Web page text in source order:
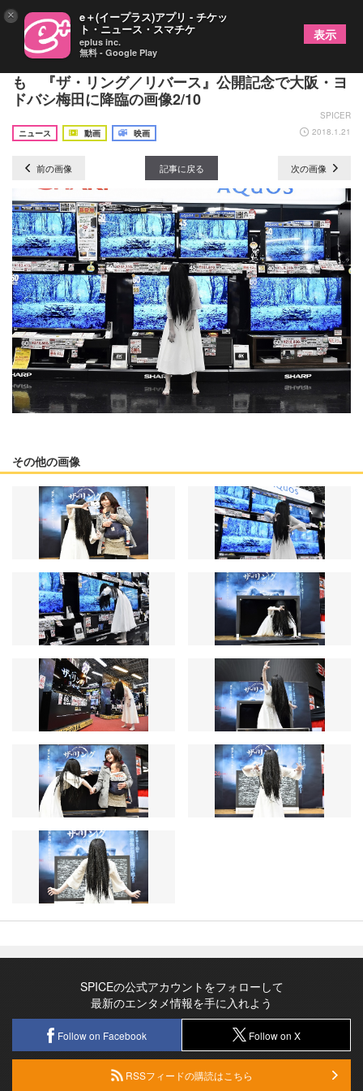
貞子のほっこりサプライズ演出に「かわいい」の声
も 『ザ・リング／リバース』公開記念で大阪・ヨ
ドバシ梅田に降臨の画像2/10
SPICER
ニュース
動画 映画 2018.1.21
前の画像 記事に戻る 次の画像
その他の画像
SPICEの公式アカウントをフォローして
最新のエンタメ情報を手に入れよう
Follow on Facebook Follow on X
RSSフィードの購読はこちら
× e＋(イープラス)アプリ - チケッ
ト・ニュース・スマチケ
eplus inc.
無料 - Google Play
表示